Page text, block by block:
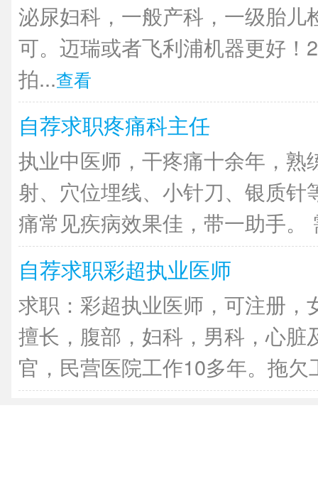
泌尿妇科，一般产科，一级胎儿
可。迈瑞或者飞利浦机器更好！
拍...查看
自荐求职疼痛科主任
执业中医师，干疼痛十余年，熟
射、穴位埋线、小针刀、银质针
痛常见疾病效果佳，带一助手。
自荐求职彩超执业医师
求职：彩超执业医师，可注册，
擅长，腹部，妇科，男科，心脏
官，民营医院工作10多年。拖欠